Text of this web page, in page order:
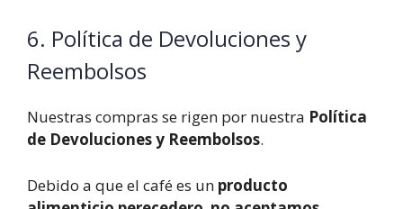
6. Política de Devoluciones y
Reembolsos
Nuestras compras se rigen por nuestra Política
de Devoluciones y Reembolsos.
Debido a que el café es un producto